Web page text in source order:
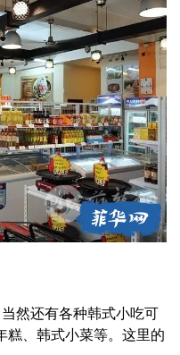
然还有各种韩式小吃可
糕、韩式小菜等。这里的